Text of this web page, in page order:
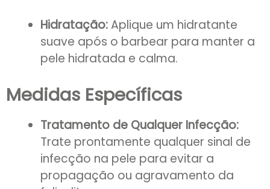
Hidratação:Aplique um hidratante
suave após o barbear para manter a
pele hidratada e calma.
Medidas Específicas
Tratamento de Qualquer Infecção:
Trate prontamente qualquer sinal de
infecção na pele para evitar a
propagação ou agravamento da